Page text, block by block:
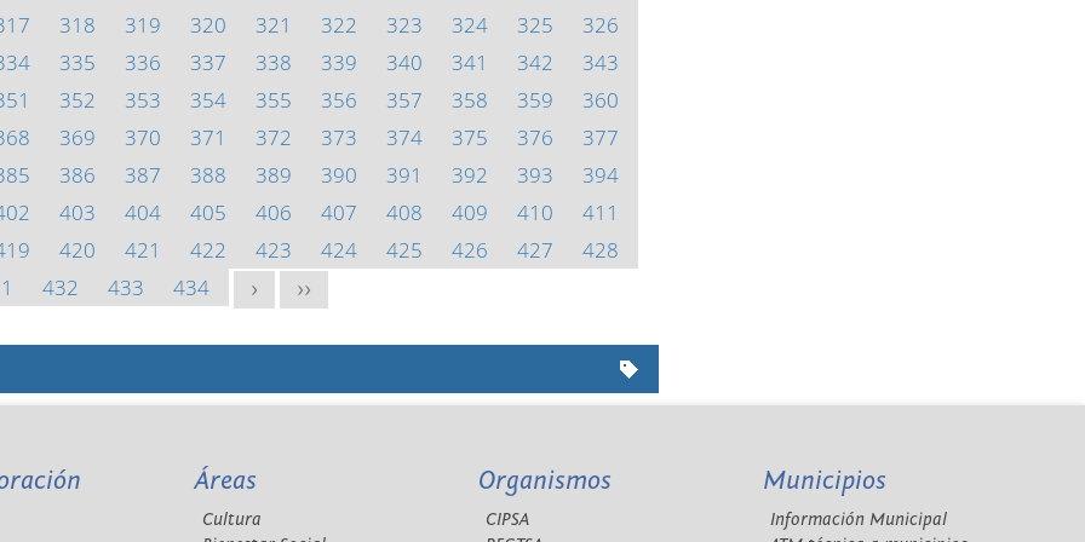
318 319 320 321 322 323 324 325
326
335 336 337 338 339 340 341 342
343
352 353 354 355 356 357 358 359
360
369 370 371 372 373 374 375 376
377
386 387 388 389 390 391 392 393
394
403 404 405 406 407 408 409 410
411
420 421 422 423 424 425 426 427
428
432 433 434 > >>
Áreas
Cultura
Organismos
CIPSA
Municipios
Información Municipal